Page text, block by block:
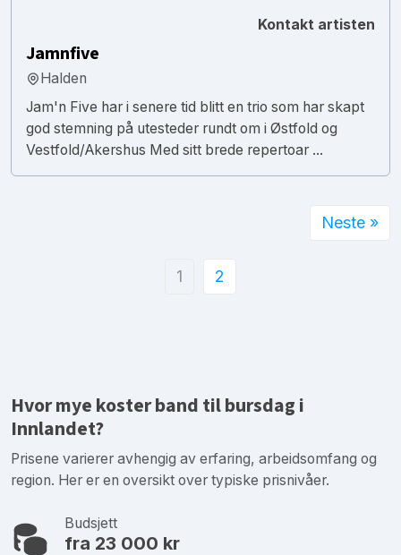
Kontakt artisten
Jamnfive
Halden
Jam'n Five har i senere tid blitt en trio som har skapt
god stemning på utesteder rundt om i Østfold og
Vestfold/Akershus Med sitt brede repertoar ...
1 2
Neste »
Hvor mye koster band til bursdag i
Innlandet?
Prisene varierer avhengig av erfaring, arbeidsomfang og
region. Her er en oversikt over typiske prisnivåer.
Budsjett
fra 23 000 kr